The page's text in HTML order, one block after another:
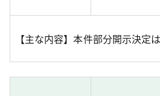
【主な内容】本件部分開示決定